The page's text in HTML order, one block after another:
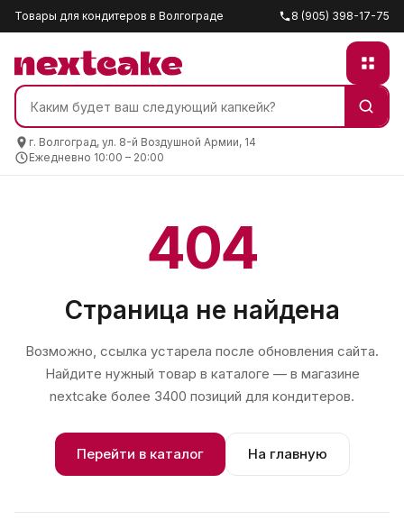
Товары для кондитеров в Волгограде 8 (905) 398-17-75
г. Волгоград, ул. 8-й Воздушной Армии, 14
Ежедневно 10:00 – 20:00
404
Страница не найдена
Возможно, ссылка устарела после обновления сайта.
Найдите нужный товар в каталоге — в магазине
nextcake более 3400 позиций для кондитеров.
Перейти в каталог На главную